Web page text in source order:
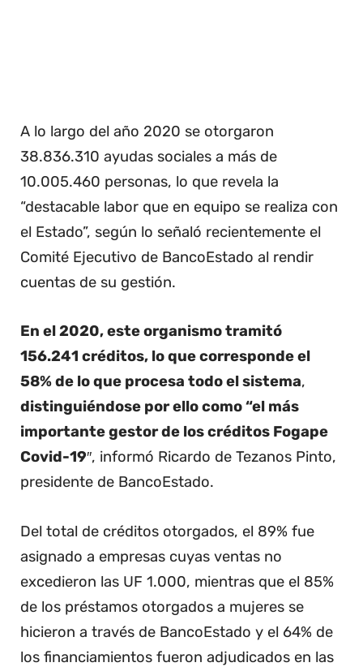
A lo largo del año 2020 se otorgaron
38.836.310 ayudas sociales a más de
10.005.460 personas, lo que revela la
“destacable labor que en equipo se realiza con
el Estado”, según lo señaló recientemente el
Comité Ejecutivo de BancoEstado al rendir
cuentas de su gestión.
En el 2020, este organismo tramitó
156.241 créditos, lo que corresponde el
58% de lo que procesa todo el sistema,
distinguiéndose por ello como “el más
importante gestor de los créditos Fogape
Covid-19″, informó Ricardo de Tezanos Pinto,
presidente de BancoEstado.
Del total de créditos otorgados, el 89% fue
asignado a empresas cuyas ventas no
excedieron las UF 1.000, mientras que el 85%
de los préstamos otorgados a mujeres se
hicieron a través de BancoEstado y el 64% de
los financiamientos fueron adjudicados en las